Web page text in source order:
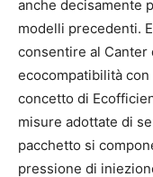
anche decisamente
modelli precedenti.
consentire al Canter
ecocompatibilità
concetto di
misure adottate di
pacchetto si
pressione di